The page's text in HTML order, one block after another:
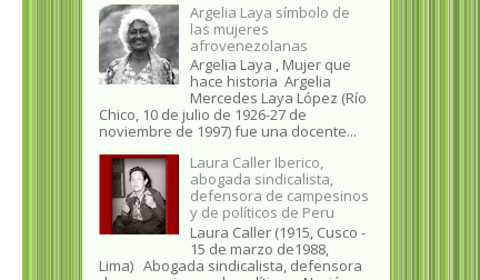
Argelia Laya símbolo de
las mujeres
afrovenezolanas
Argelia Laya , Mujer que
hace historia Argelia
Mercedes Laya López (Río
Chico, 10 de julio de 1926-27 de
noviembre de 1997) fue una docente...
Laura Caller Iberico,
abogada sindicalista,
defensora de campesinos
y de políticos de Peru
Laura Caller (1915, Cusco -
15 de marzo de1988,
Lima) Abogada sindicalista, defensora